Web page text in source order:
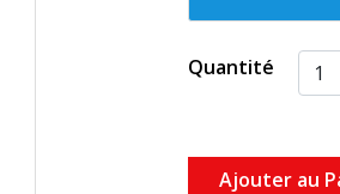
Quantité
Ajouter au